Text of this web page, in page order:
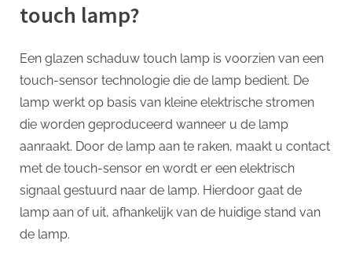
touch lamp?
Een glazen schaduw touch lamp is voorzien van een
touch-sensor technologie die de lamp bedient. De
lamp werkt op basis van kleine elektrische stromen
die worden geproduceerd wanneer u de lamp
aanraakt. Door de lamp aan te raken, maakt u contact
met de touch-sensor en wordt er een elektrisch
signaal gestuurd naar de lamp. Hierdoor gaat de
lamp aan of uit, afhankelijk van de huidige stand van
de lamp.